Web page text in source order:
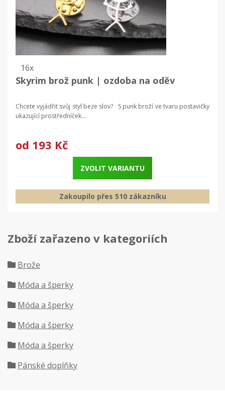
16x
Skyrim brož punk | ozdoba na oděv
Chcete vyjádřit svůj styl beze slov? S punk broží ve tvaru postavičky
ukazující prostředníček...
od 193 Kč
ZVOLIT VARIANTU
Zakoupilo přes 510 zákazníku
Zboží zařazeno v kategoriích
Brože
Móda a šperky
Móda a šperky
Móda a šperky
Móda a šperky
Pánské doplňky